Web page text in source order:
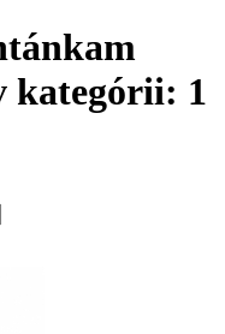
kategórii: 1